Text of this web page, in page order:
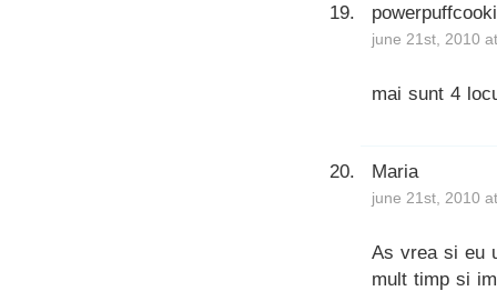
june 21st, 2010
mai sunt 4
Maria
june 21st, 2010
As vrea si eu
mult timp si